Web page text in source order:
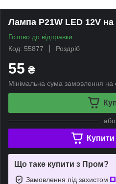
Лампа P21W LED 12V на
Готово до відправки
Код: 55877
Роздріб
55 ₴
Мінімальна сума замовлення на
або
Купити
Що таке купити з Пром?
Замовлення під захистом